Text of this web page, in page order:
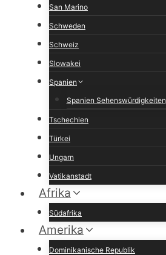
San Marino
Schweden
Schweiz
Slowakei
Spanien
Spanien Sehenswürdigkeiten
Tschechien
Türkei
Ungarn
Vatikanstadt
Afrika
Südafrika
Amerika
Dominikanische Republik